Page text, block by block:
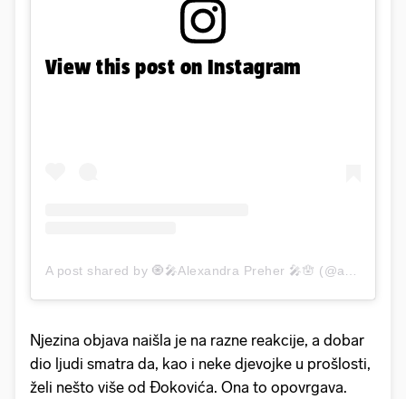
View this post on Instagram
Njezina objava naišla je na razne reakcije, a dobar
dio ljudi smatra da, kao i neke djevojke u prošlosti,
želi nešto više od Đokovića. Ona to opovrgava.